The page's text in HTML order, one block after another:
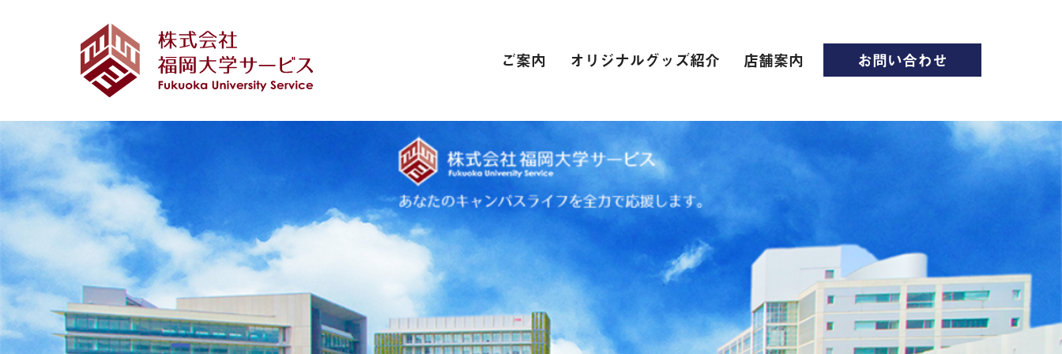
ご案内
インターネット接続環境
電子辞書[教科書販売サイト]
自動車学校
スーツ
専門学校
卒業式 衣裳レンタル
レンタカー
オリジナルグッズ紹介 店舗案内 お問い合わせ